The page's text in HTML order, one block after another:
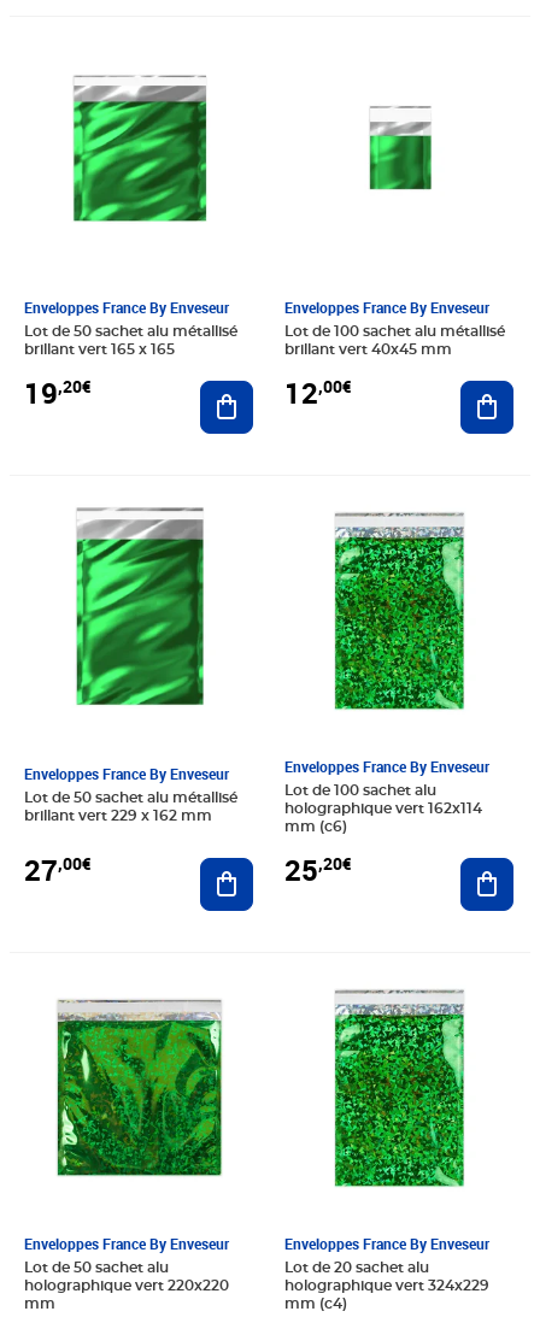
Enveloppes France By Enveseur
Lot de 50 sachet alu métallisé
brillant vert 165 x 165
19,20€ Ajouter au panier
Enveloppes France By Enveseur
Lot de 100 sachet alu métallisé
brillant vert 40x45 mm
12,00€
Enveloppes France By Enveseur
Lot de 50 sachet alu métallisé
brillant vert 229 x 162 mm
27,00€
Prix 27,00€
Ajouter au panier
Enveloppes France By Enveseur
Lot de 100 sachet alu
holographique vert 162x114
mm (c6)
25,20€
Prix 25,20€
Enveloppes France By Enveseur
Lot de 50 sachet alu
holographique vert 220x220
mm
Enveloppes France By Enveseur
Lot de 20 sachet alu
holographique vert 324x229
mm (c4)
Prix 24,24€